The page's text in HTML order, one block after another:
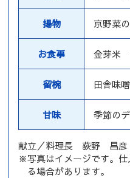
揚物 京野菜
お食事 金芽米
留椀 田舎味
甘味 季節の
献立／料理長 荻野 昌彦
※写真はイメージです。
る場合があります。